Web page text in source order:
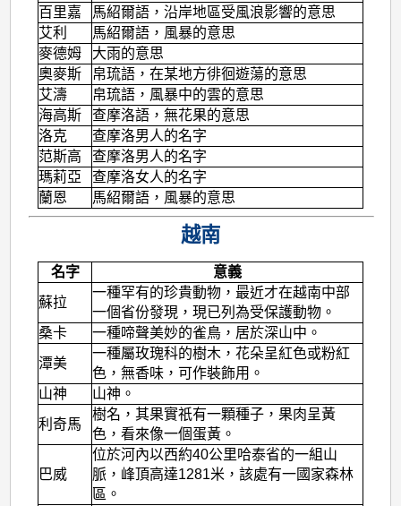
百里嘉
馬紹爾語，沿岸地區受風浪影響的意思
艾利
馬紹爾語，風暴的意思
麥德姆
大雨的意思
奧麥斯
帛琉語，在某地方徘徊遊蕩的意思
艾濤
帛琉語，風暴中的雲的意思
海高斯
查摩洛語，無花果的意思
洛克
查摩洛男人的名字
范斯高
查摩洛男人的名字
瑪莉亞
查摩洛女人的名字
蘭恩
馬紹爾語，風暴的意思
越南
名字
意義
蘇拉
一種罕有的珍貴動物，最近才在越南中部
一個省份發現，現已列為受保護動物。
桑卡
一種啼聲美妙的雀鳥，居於深山中。
潭美
一種屬玫瑰科的樹木，花朵呈紅色或粉紅
色，無香味，可作裝飾用。
山神
山神。
利奇馬
樹名，其果實祇有一顆種子，果肉呈黃
色，看來像一個蛋黃。
巴威
位於河內以西約40公里哈泰省的一組山
脈，峰頂高達1281米，該處有一國家森林
區。